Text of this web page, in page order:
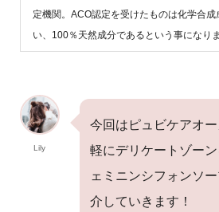
定機関。ACO認定を受けたものは化学合
い、100％天然成分であるという事になりま
Lily
今回はピュビケアオ
軽にデリケートゾー
ェミニンシフォンソ
介していきます！